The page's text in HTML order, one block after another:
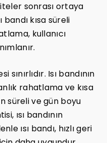
sonrası ortaya
bandı kısa süreli
kullanıcı
Isı bandının
rahatlama ve kısa
süreli ve gün boyu
ısı bandının
ısı bandı, hızlı geri